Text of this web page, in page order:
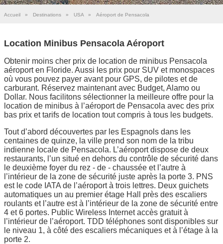
Accueil » Destinations » USA » Aéroport de Pensacola
Location Minibus Pensacola Aéroport
Obtenir moins cher prix de location de minibus Pensacola
aéroport en Floride. Aussi les prix pour SUV et monospaces
où vous pouvez payer avant pour GPS, de pilotes et de
carburant. Réservez maintenant avec Budget, Alamo ou
Dollar. Nous facilitons sélectionner la meilleure offre pour la
location de minibus à l’aéroport de Pensacola avec des prix
bas prix et tarifs de location tout compris à tous les budgets.
Tout d’abord découvertes par les Espagnols dans les
centaines de quinze, la ville prend son nom de la tribu
indienne locale de Pensacola. L’aéroport dispose de deux
restaurants, l’un situé en dehors du contrôle de sécurité dans
le deuxième foyer du rez - de - chaussée et l’autre à
l’intérieur de la zone de sécurité juste après la porte 3. PNS
est le code IATA de l’aéroport à trois lettres. Deux guichets
automatiques un au premier étage Hall près des escaliers
roulants et l’autre est à l’intérieur de la zone de sécurité entre
4 et 6 portes. Public Wireless Internet accès gratuit à
l’intérieur de l’aéroport. TDD téléphones sont disponibles sur
le niveau 1, à côté des escaliers mécaniques et à l’étage à la
porte 2.